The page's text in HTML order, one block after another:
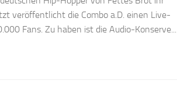
veröffentlicht die Combo a.D. einen Live-
Fans. Zu haben ist die Audio-Konserve...